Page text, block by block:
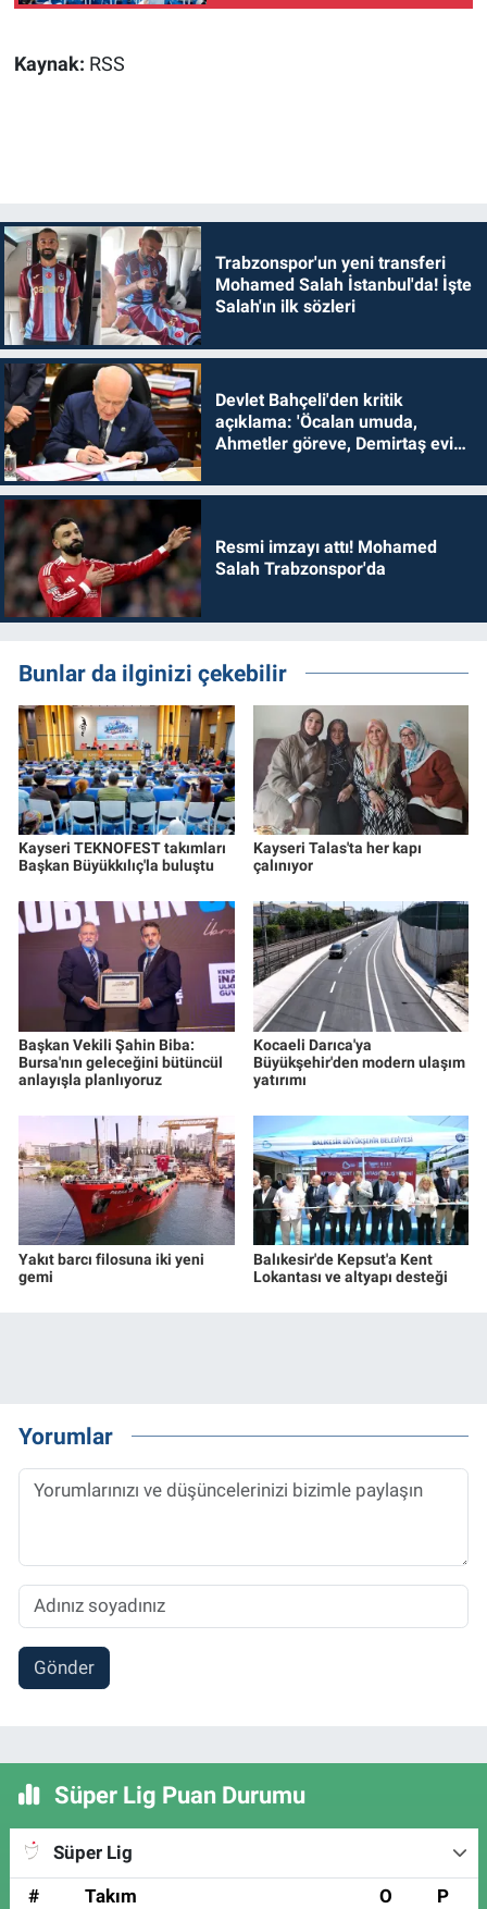
Kaynak: RSS
Trabzonspor'un yeni transferi
Mohamed Salah İstanbul'da! İşte
Salah'ın ilk sözleri
Devlet Bahçeli'den kritik
açıklama: 'Öcalan umuda,
Ahmetler göreve, Demirtaş evine
Resmi imzayı attı! Mohamed
Salah Trabzonspor'da
Bunlar da ilginizi çekebilir
Kayseri TEKNOFEST takımları
Başkan Büyükkılıç'la buluştu
Kayseri Talas'ta her kapı
çalınıyor
Başkan Vekili Şahin Biba:
Bursa'nın geleceğini bütüncül
anlayışla planlıyoruz
Kocaeli Darıca'ya
Büyükşehir'den modern ulaşım
yatırımı
Yakıt barcı filosuna iki yeni
gemi
Balıkesir'de Kepsut'a Kent
Lokantası ve altyapı desteği
Yorumlar
Gönder
Süper Lig Puan Durumu
Süper Lig
#
Takım O P